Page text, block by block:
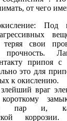
от чего
Под
теряя свои
прочность.
припоя
это для
к окислению.
враг
пар и,